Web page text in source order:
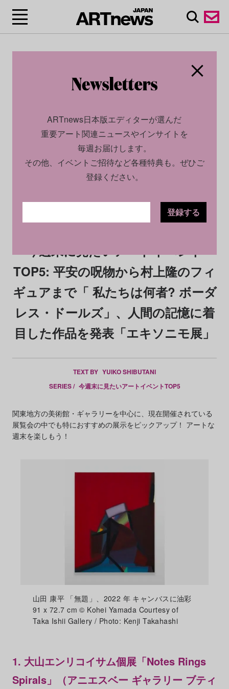
2023.07.14
今週末に見たいアートイベント
TOP5: 平安の呪物から村上隆のフィ
ギュアまで「 私たちは何者? ボーダ
レス・ドールズ」、人間の記憶に着
目した作品を発表「エキソニモ展」
TEXT BY YUIKO SHIBUTANI
SERIES / 今週末に見たいアートイベントTOP5
関東地方の美術館・ギャラリーを中心に、現在開催されている
展覧会の中でも特におすすめの展示をピックアップ！ アートな
週末を楽しもう！
山田 康平 「無題」、2022 年 キャンバスに油彩
91 x 72.7 cm © Kohei Yamada Courtesy of
Taka Ishii Gallery / Photo: Kenji Takahashi
1. 大山エンリコイサム個展「Notes Rings
Spirals」（アニエスベー ギャラリー ブティ
ARTnews日本版エディターが選んだ
重要アート関連ニュースやインサイトを
毎週お届けします。
その他、イベントご招待など各種特典も。ぜひご
登録ください。
登録する